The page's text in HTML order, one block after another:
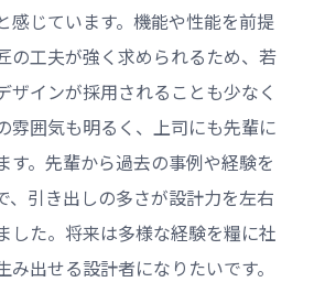
感じています。機能や性能を前提
の工夫が強く求められるため、若
ザインが採用されることも少なく
雰囲気も明るく、上司にも先輩に
す。先輩から過去の事例や経験を
、引き出しの多さが設計力を左右
した。将来は多様な経験を糧に社
出せる設計者になりたいです。